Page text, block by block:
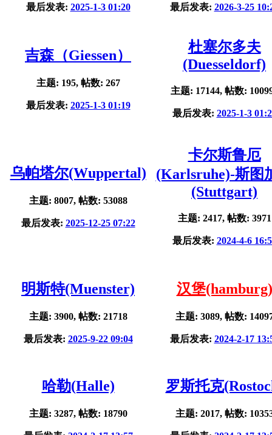
最后发表: 2025-1-3 01:20 最后发表: 2026-3-25
吉森（Giessen）
主题: 195, 帖数: 267
最后发表: 2025-1-3 01:19
杜塞尔多夫
(Duesseldorf)
主题: 17144, 帖数:
最后发表: 2025-1-3
乌帕塔尔(Wuppertal)
主题: 8007, 帖数: 53088
最后发表: 2025-12-25 07:22
卡尔斯鲁厄
(Karlsruhe)-斯图
(Stuttgart)
主题: 2417, 帖数: 3971
最后发表: 2024-4-6
明斯特(Muenster)
主题: 3900, 帖数: 21718
最后发表: 2025-9-22 09:04
汉堡(hamburg)
主题: 3089, 帖数:
最后发表: 2024-2-17
哈勒(Halle)
主题: 3287, 帖数: 18790
罗斯托克
主题: 2017, 帖数: